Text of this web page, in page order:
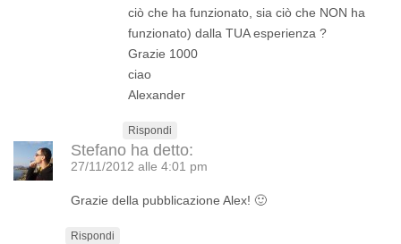
ciò che ha funzionato, sia ciò che NON ha
funzionato) dalla TUA esperienza ?
Grazie 1000
ciao
Alexander
Rispondi
Stefano ha detto:
27/11/2012 alle 4:01 pm
Grazie della pubblicazione Alex! 🙂
Rispondi